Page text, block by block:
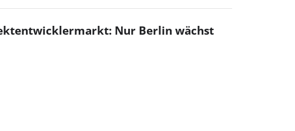
Nur Berlin wächst